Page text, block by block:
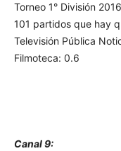
Torneo 1° División
101 partidos que hay
Televisión Pública
Filmoteca: 0.6
Canal 9: